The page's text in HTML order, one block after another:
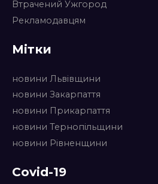
Втрачений Ужгород
Рекламодавцям
Мітки
новини Львівщини
новини Закарпаття
новини Прикарпаття
новини Тернопільщини
новини Рівненщини
Covid-19